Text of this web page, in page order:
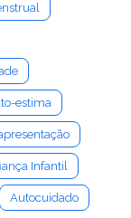
estima
Infantil
Autocuidado